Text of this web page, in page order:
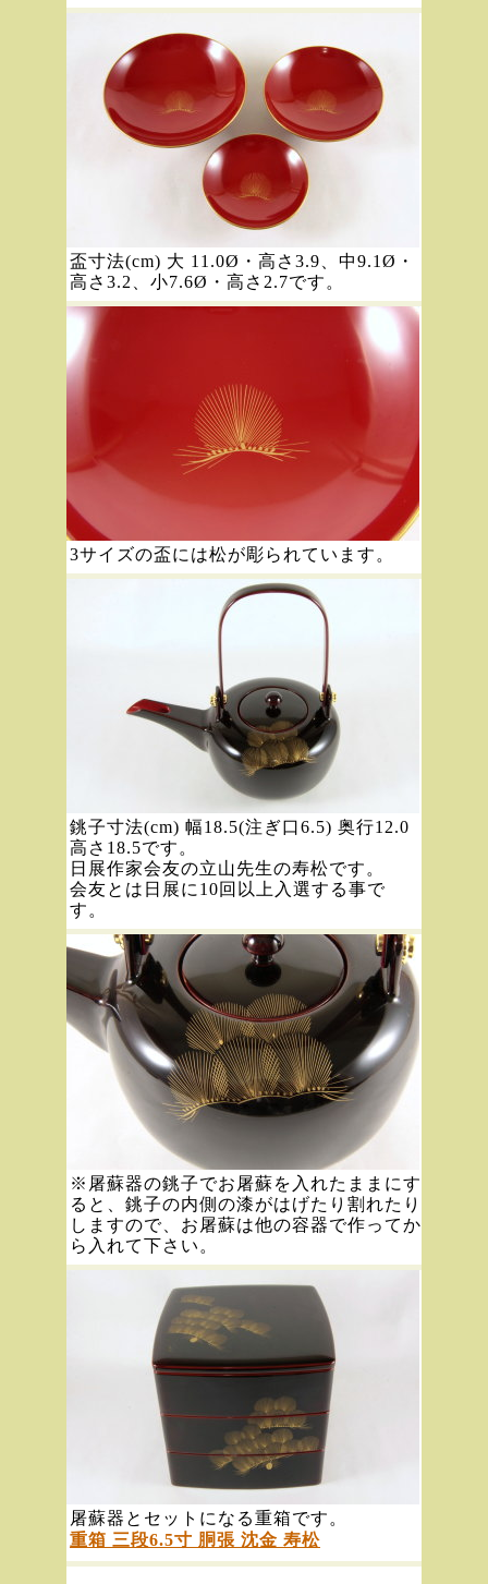
盃寸法(cm) 大 11.0Ø・高さ3.9、中9.1Ø・
高さ3.2、小7.6Ø・高さ2.7です。
3サイズの盃には松が彫られています。
銚子寸法(cm) 幅18.5(注ぎ口6.5) 奥行12.0
高さ18.5です。
日展作家会友の立山先生の寿松です。
会友とは日展に10回以上入選する事で
す。
※屠蘇器の銚子でお屠蘇を入れたままにす
ると、銚子の内側の漆がはげたり割れたり
しますので、お屠蘇は他の容器で作ってか
ら入れて下さい。
屠蘇器とセットになる重箱です。
重箱 三段6.5寸 胴張 沈金 寿松